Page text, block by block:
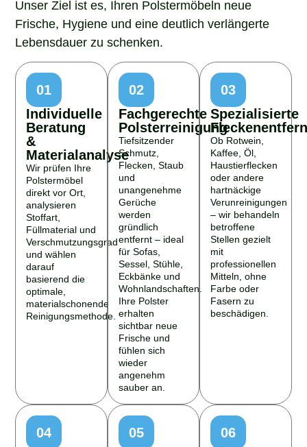
Unser Ziel ist es, Ihren Polstermöbeln neue
Frische, Hygiene und eine deutlich verlängerte
Lebensdauer zu schenken.
01
Individuelle
Beratung
&
Materialanalyse
Wir prüfen Ihre
Polstermöbel
direkt vor Ort,
analysieren
Stoffart,
Füllmaterial und
Verschmutzungsgrad
und wählen
darauf
basierend die
optimale,
materialschonende
Reinigungsmethode.
02
Fachgerechte
Polsterreinigung
Tiefsitzender
Schmutz,
Flecken, Staub
und
unangenehme
Gerüche
werden
gründlich
entfernt – ideal
für Sofas,
Sessel, Stühle,
Eckbänke und
Wohnlandschaften.
Ihre Polster
erhalten
sichtbar neue
Frische und
fühlen sich
wieder
angenehm
sauber an.
03
Spezialisierte
Ob Rotwein,
Kaffee, Öl,
Haustierflecken
oder andere
hartnäckige
Verunreinigungen
– wir behandeln
betroffene
Stellen gezielt
mit
professionellen
Mitteln, ohne
Farbe oder
Fasern zu
beschädigen.
04
05
06